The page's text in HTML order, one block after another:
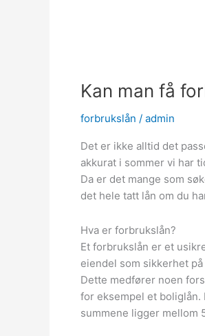
Kan man få
forbrukslån / admin
Det er ikke alltid det
akkurat i sommer vi har
Da er det mange som
det hele tatt lån om du
Hva er forbrukslån?
Et forbrukslån er et
eiendel som sikkerhet
Dette medfører noen
for eksempel et boliglån.
summene ligger mellom